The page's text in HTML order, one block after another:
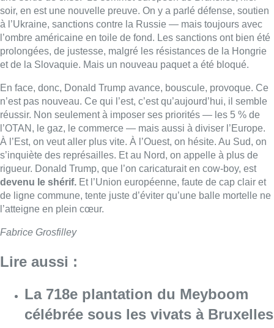
rigueur. Donald Trump, que l’on caricaturait en cow-boy, est
devenu le shérif.Et l’Union européenne, faute de cap clair et
de ligne commune, tente juste d’éviter qu’une balle mortelle ne
l’atteigne en plein cœur.
Fabrice Grosfilley
Lire aussi :
La 718e plantation du Meyboom
célébrée sous les vivats à Bruxelles